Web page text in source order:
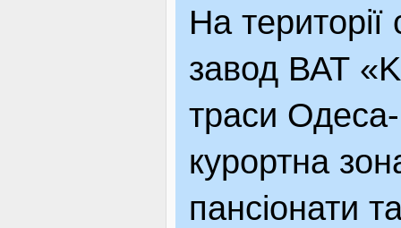
ЯК ДОЇХАТИ
На
завод ВАТ
траси
курортна
пансіонати